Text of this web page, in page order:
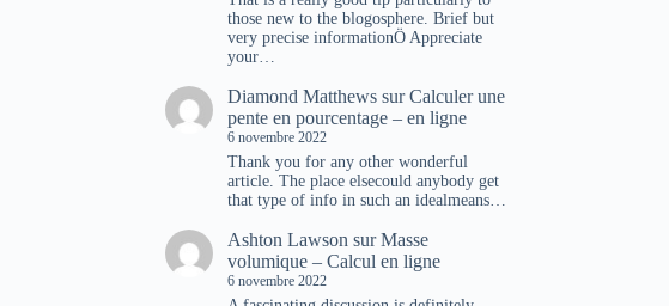
those new to the blogosphere. Brief but
very precise informationÖ Appreciate
your…
Diamond Matthews surCalculer une
pente en pourcentage – en ligne
6 novembre 2022
Thank you for any other wonderful
article. The place elsecould anybody get
that type of info in such an idealmeans…
Ashton Lawson surMasse
volumique – Calcul en ligne
6 novembre 2022